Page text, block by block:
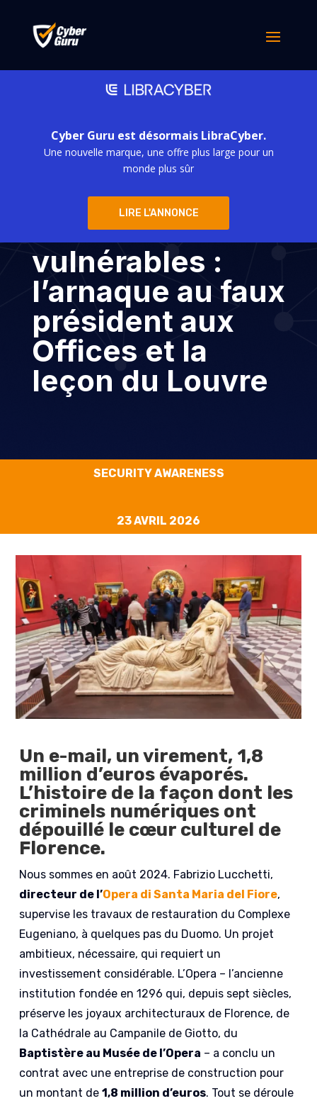
Cyber Guru est désormais LibraCyber.
Une nouvelle marque, une offre plus large pour un
monde plus sûr
LIRE L'ANNONCE
Quand les chefs-
d’œuvre
deviennent
vulnérables :
l’arnaque au faux
président aux
Offices et la
leçon du Louvre
SECURITY AWARENESS
23 AVRIL 2026
Un e-mail, un virement, 1,8
million d’euros évaporés.
L’histoire de la façon dont les
criminels numériques ont
dépouillé le cœur culturel de
Florence.
Nous sommes en août 2024. Fabrizio Lucchetti,
directeur de l’Opera di Santa Maria del Fiore,
supervise les travaux de restauration du Complexe
Eugeniano, à quelques pas du Duomo. Un projet
ambitieux, nécessaire, qui requiert un
investissement considérable. L’Opera – l’ancienne
institution fondée en 1296 qui, depuis sept siècles,
préserve les joyaux architecturaux de Florence, de
la Cathédrale au Campanile de Giotto, du
Baptistère au Musée de l’Opera – a conclu un
contrat avec une entreprise de construction pour
un montant de1,8 million d’euros. Tout se déroule